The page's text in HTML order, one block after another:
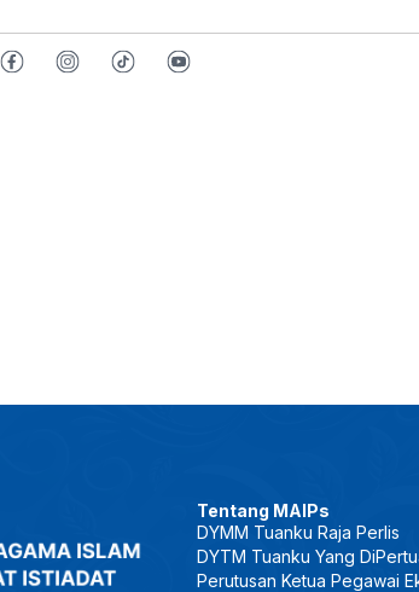
Tentang MAIPs
DYMM Tuanku Raja Perlis
DYTM Tuanku Yang
Perutusan Ketua Pegawai